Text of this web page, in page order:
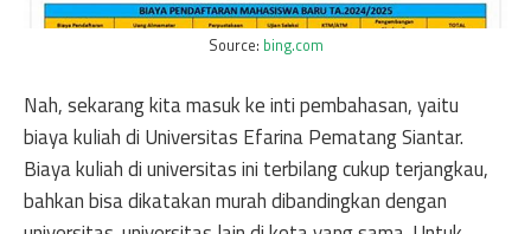
Source: bing.com
Nah, sekarang kita masuk ke inti pembahasan, yaitu
biaya kuliah di Universitas Efarina Pematang Siantar.
Biaya kuliah di universitas ini terbilang cukup terjangkau,
bahkan bisa dikatakan murah dibandingkan dengan